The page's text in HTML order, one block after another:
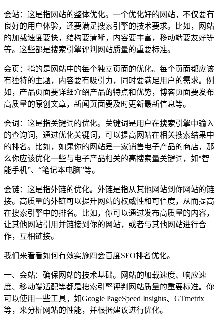
会站：这是指网站的整体优化。一个优化好的网站，不仅要有
良好的用户体验，还要满足搜索引擎的技术要求。比如，网站
的加载速度要快，结构要清晰，内容要丰富，移动端要友好等
等。这些都是搜索引擎评判网站质量的重要标准。
会页：指的是网站中的每个独立页面的优化。每个页面都应该
有独特的主题，内容要有吸引力，同时要满足用户的需求。例
如，产品页面要详细介绍产品的特点和优势，博客页面要发布
高质量的原创文章，新闻页面要及时更新最新信息等。
会词：这是指关键词的优化。关键词是用户在搜索引擎中输入
的查询词，通过优化关键词，可以提高网站在相关搜索结果中
的排名。比如，如果你的网站是一家销售电子产品的商店，那
么你应该优化一些与电子产品相关的高搜索量关键词，如“智
能手机”、“笔记本电脑”等。
会链：这是指外链的优化。外链是指从其他网站到你网站的链
接。高质量的外链可以提升网站的权威性和可信度，从而提高
在搜索引擎中的排名。比如，你可以通过发布高质量的内容，
让其他网站引用并链接到你的网站，或者与其他网站进行合
作，互相链接。
我们来看看如何有效实施四会百度SEO排名优化。
一、会站：确保网站的技术基础。网站的加载速度、响应速
度、移动端适配等都是搜索引擎评判网站质量的重要标准。你
可以使用一些工具，如Google PageSpeed Insights、GTmetrix
等，来分析网站的性能，并根据建议进行优化。